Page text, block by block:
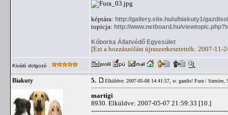
képtára: http://gallery.site.hu/u/biakuty1/
topicja: http://www.netboard.hu/
Kóborka Állatvédő Egyesület
[Ezt a hozzászólást újraszerkesztették: 2007-11-
Kiváló dolgozó
Biakuty 5. Elküldve: 2007-05-08 14:41:57, w. gazdis! Fura / Szmöre,
martigi
8930. Elküldve: 2007-05-07 21:59:33 [10.]